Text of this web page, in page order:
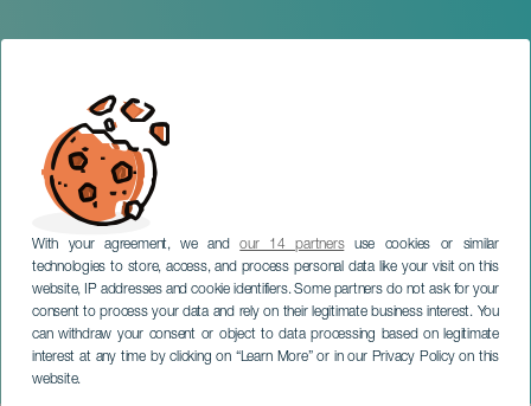
With your agreement, we andour 14 partnersuse cookies or similar
technologies to store, access, and process personal data like your visit on this
website, IP addresses and cookie identifiers. Some partners do not ask for your
consent to process your data and rely on their legitimate business interest. You
can withdraw your consent or object to data processing based on legitimate
interest at any time by clicking on “Learn More” or in our Privacy Policy on this
website.Panza Burro
LANZAROTE